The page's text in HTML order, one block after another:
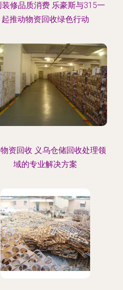
装修品质消费 乐豪斯与315一
起推动物资回收绿色行动
资回收 义乌仓储回收处理领
域的专业解决方案